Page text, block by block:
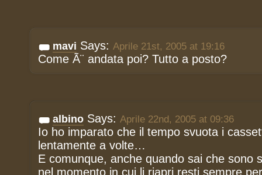
mavi Says: Aprile 21st, 2005 at 19:16
Come Ã¨ andata poi? Tutto a posto?
albino Says: Aprile 22nd, 2005 at 09:36
Io ho imparato che il tempo svuota i
lentamente a volte…
E comunque, anche quando sai che sono
nel momento in cui li riapri resti sempre